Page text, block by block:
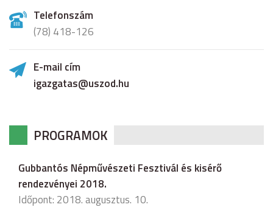
Telefonszám
(78) 418-126
E-mail cím
igazgatas@uszod.hu
PROGRAMOK
Gubbantós Népművészeti Fesztivál és kisérő
rendezvényei 2018.
Időpont: 2018. augusztus. 10.